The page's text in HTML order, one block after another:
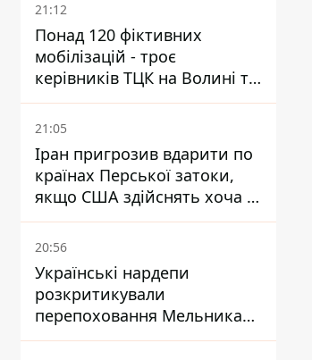
21:12
Понад 120 фіктивних
мобілізацій - троє
керівників ТЦК на Волині та
Буковині отримали підозри
за фейкові звіти
21:05
Іран пригрозив вдарити по
країнах Перської затоки,
якщо США здійснять хоча б
одну атаку - Reuters
20:56
Українські нардепи
розкритикували
перепоховання Мельника
через ризик дипломатичної